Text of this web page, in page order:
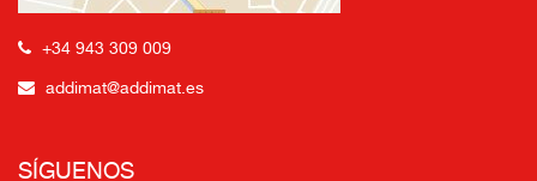
+34 943 309 009
addimat@addimat.es
SÍGUENOS